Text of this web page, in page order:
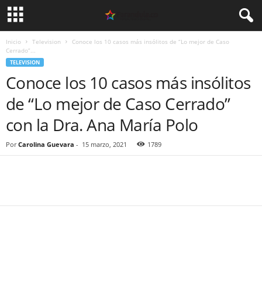
Inicio Television
Conoce los 10 casos más insólitos de “Lo mejor de Caso
Cerrado”...
TELEVISION
Conoce los 10 casos más insólitos
de “Lo mejor de Caso Cerrado”
con la Dra. Ana María Polo
Por Carolina Guevara - 15 marzo, 2021 1789